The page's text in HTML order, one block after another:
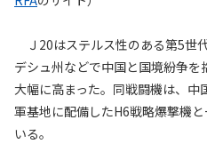
Ｊ20はステルス性のある第5世
デシュ州などで中国と国境紛争
大幅に高まった。同戦闘機は、中
軍基地に配備したH6戦略爆撃機
いる。